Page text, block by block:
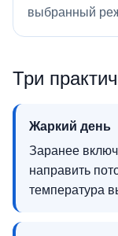
выбранный
Три
Жаркий день
Заранее
направить
температура